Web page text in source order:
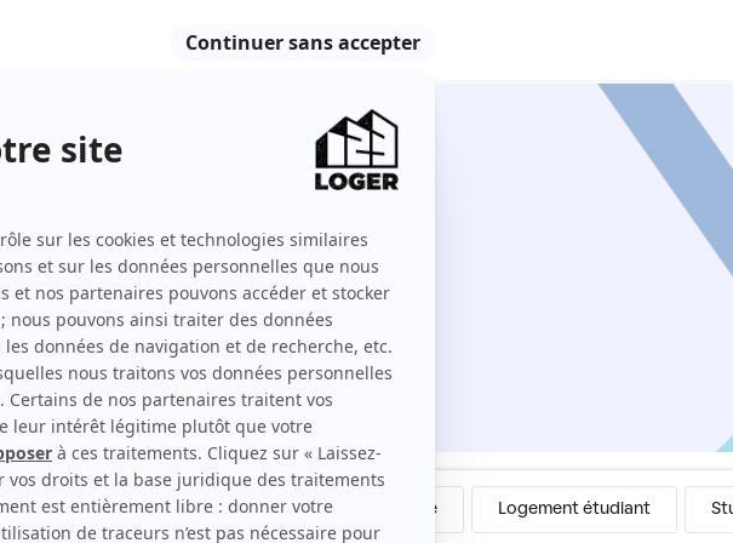
une location
Maison Colocation Meublé Logement étudiant